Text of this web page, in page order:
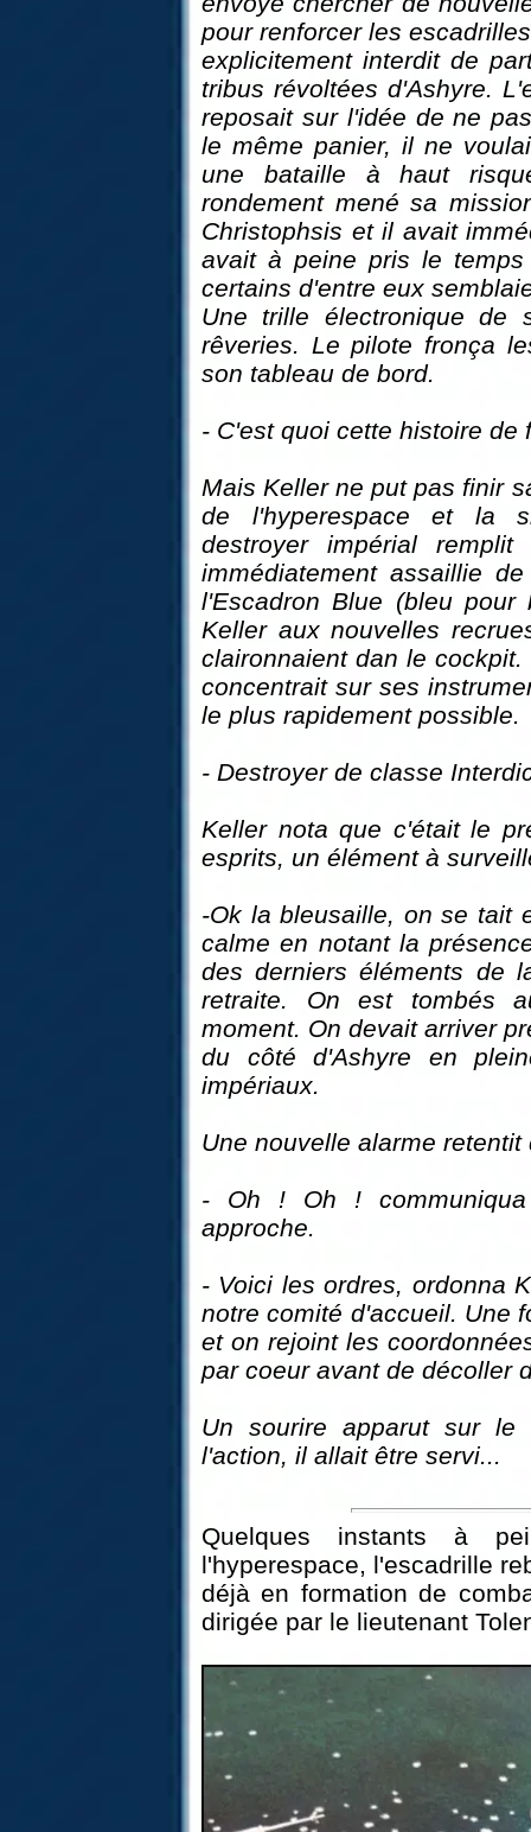
pour renforcer les
explicitement interdit de
tribus révoltées d'Ashyre.
reposait sur l'idée de ne
le même panier, il ne
une bataille à haut
rondement mené sa
Christophsis et il avait
avait à peine pris le
certains d'entre eux
Une trille électronique de
rêveries. Le pilote fronça
son tableau de bord.
- C'est quoi cette histoire de
Mais Keller ne put pas finir
de l'hyperespace et la
destroyer impérial
immédiatement assaillie
l'Escadron Blue (bleu pour
Keller aux nouvelles
claironnaient dan le
concentrait sur ses
le plus rapidement possible.
- Destroyer de classe
Keller nota que c'était le
esprits, un élément à
-Ok la bleusaille, on se tait
calme en notant la
des derniers éléments de
retraite. On est tombés
moment. On devait arriver
du côté d'Ashyre en
impériaux.
Une nouvelle alarme
- Oh ! Oh ! communiqua
approche.
- Voici les ordres, ordonna
notre comité d'accueil. Une
et on rejoint les
par coeur avant de décoller
Un sourire apparut sur
l'action, il allait être servi...
Quelques instants à
l'hyperespace, l'escadrille
déjà en formation de
dirigée par le lieutenant